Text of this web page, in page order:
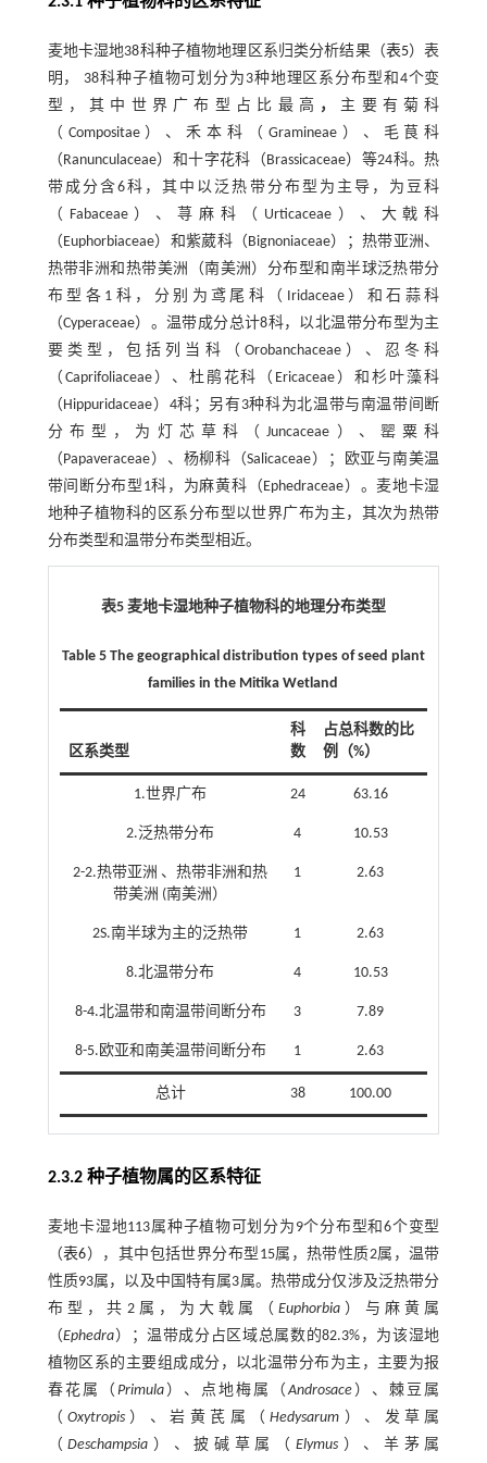
麦地卡湿地38科种子植物地理区系归类分析结果（表5）表
明， 38科种子植物可划分为3种地理区系分布型和4个变
型，其中世界广布型占比最高 ，主要有菊科
（Compositae）、禾本科（Gramineae）、毛茛科
（Ranunculaceae）和十字花科（Brassicaceae）等24科。热
带成分含6科，其中以泛热带分布型为主导，为豆科
（Fabaceae）、荨麻科（Urticaceae）、大戟科
（Euphorbiaceae）和紫葳科（Bignoniaceae）；热带亚洲、
热带非洲和热带美洲（南美洲）分布型和南半球泛热带分
布型各1科，分别为鸢尾科（Iridaceae）和石蒜科
（Cyperaceae）。温带成分总计8科，以北温带分布型为主
要类型，包括列当科（Orobanchaceae）、忍冬科
（Caprifoliaceae）、杜鹃花科（Ericaceae）和杉叶藻科
（Hippuridaceae）4科；另有3种科为北温带与南温带间断
分布型，为灯芯草科（Juncaceae）、罂粟科
（Papaveraceae）、杨柳科（Salicaceae）；欧亚与南美温
带间断分布型1科，为麻黄科（Ephedraceae）。麦地卡湿
地种子植物科的区系分布型以世界广布为主，其次为热带
分布类型和温带分布类型相近。
表5 麦地卡湿地种子植物科的地理分布类型
​​Table 5 The geographical distribution types of seed plant
families in the Mitika Wetland
区系类型
科
数
占总科数的比
例（%）
总计 38 100.00
1.世界广布 24 63.16
2.泛热带分布 4 10.53
2-2.热带亚洲 、热带非洲和热
带美洲 (南美洲）
1 2.63
2S.南半球为主的泛热带 1 2.63
8.北温带分布 4 10.53
8-4.北温带和南温带间断分布 3 7.89
8-5.欧亚和南美温带间断分布 1 2.63
2.3.2 种子植物属的区系特征
麦地卡湿地113属种子植物可划分为9个分布型和6个变型
（表6），其中包括世界分布型15属，热带性质2属，温带
性质93属，以及中国特有属3属。热带成分仅涉及泛热带分
布型，共2属，为大戟属（ Euphorbia）与麻黄属
（Ephedra）；温带成分占区域总属数的82.3%，为该湿地
植物区系的主要组成成分，以北温带分布为主，主要为报
春花属（ Primula）、点地梅属（Androsace ）、棘豆属
（Oxytropis ）、岩黄芪属（Hedysarum ）、发草属
（Deschampsia ）、披碱草属（ Elymus）、羊茅属